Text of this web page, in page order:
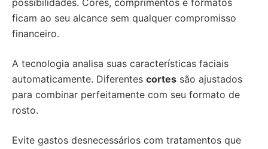
possibilidades. Cores, comprimentos e formatos
ficam ao seu alcance sem qualquer compromisso
financeiro.
A tecnologia analisa suas características faciais
automaticamente. Diferentes cortes são ajustados
para combinar perfeitamente com seu formato de
rosto.
Evite gastos desnecessários com tratamentos que